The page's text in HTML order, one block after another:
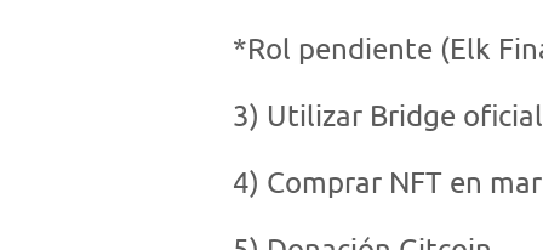
*Rol pendiente (Elk
3) Utilizar Bridge
4) Comprar NFT en